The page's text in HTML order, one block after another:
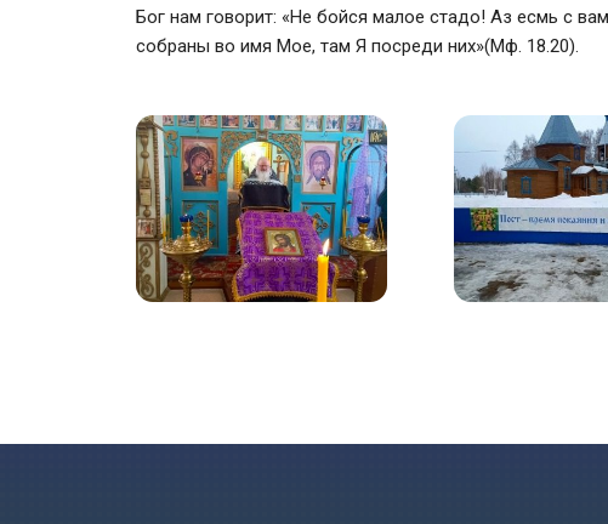
Бог нам говорит: «Не бойся малое стадо! Аз есмь с
собраны во имя Мое, там Я посреди них»(Мф. 18.20).